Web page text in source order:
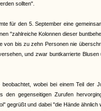
sollten".
für den 5. September eine
"zahlreiche Kolonnen dieser
bis zu zehn Personen nie
und zwar buntkarrierte
wobei bei einem Teil der
gegenseitigen Zurufen
gegrüßt und dabei "die Hände